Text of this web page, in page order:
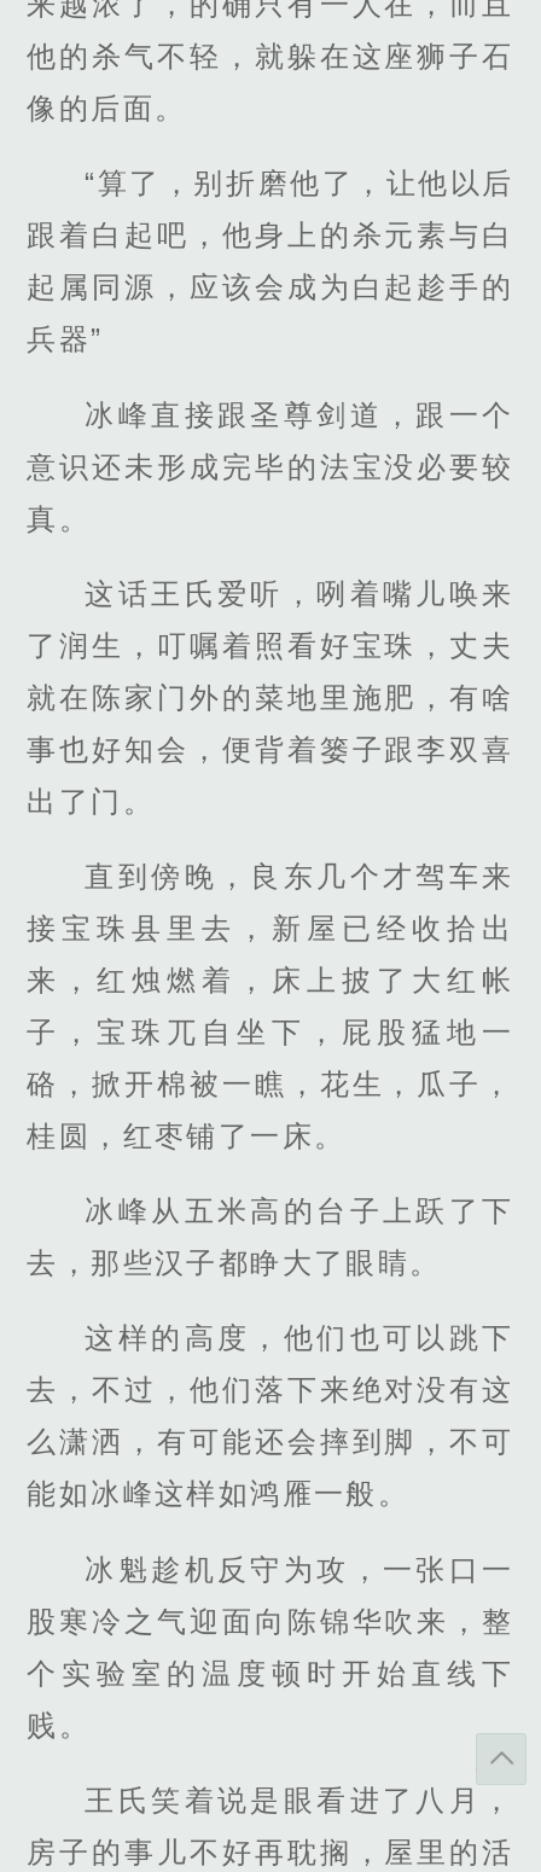
他的杀气不轻，就躲在这座狮子石
像的后面。
“算了，别折磨他了，让他以后
跟着白起吧，他身上的杀元素与白
起属同源，应该会成为白起趁手的
兵器”
冰峰直接跟圣尊剑道，跟一个
意识还未形成完毕的法宝没必要较
真。
这话王氏爱听，咧着嘴儿唤来
了润生，叮嘱着照看好宝珠，丈夫
就在陈家门外的菜地里施肥，有啥
事也好知会，便背着篓子跟李双喜
出了门。
直到傍晚，良东几个才驾车来
接宝珠县里去，新屋已经收拾出
来，红烛燃着，床上披了大红帐
子，宝珠兀自坐下，屁股猛地一
硌，掀开棉被一瞧，花生，瓜子，
桂圆，红枣铺了一床。
冰峰从五米高的台子上跃了下
去，那些汉子都睁大了眼睛。
这样的高度，他们也可以跳下
去，不过，他们落下来绝对没有这
么潇洒，有可能还会摔到脚，不可
能如冰峰这样如鸿雁一般。
冰魁趁机反守为攻，一张口一
股寒冷之气迎面向陈锦华吹来，整
个实验室的温度顿时开始直线下
贱。
王氏笑着说是眼看进了八月，
房子的事儿不好再耽搁，屋里的活